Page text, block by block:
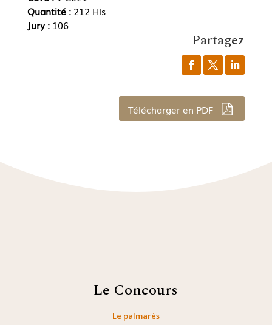
Quantité : 212 Hls
Jury : 106
Partagez
Télécharger en PDF
Le Concours
Le palmarès